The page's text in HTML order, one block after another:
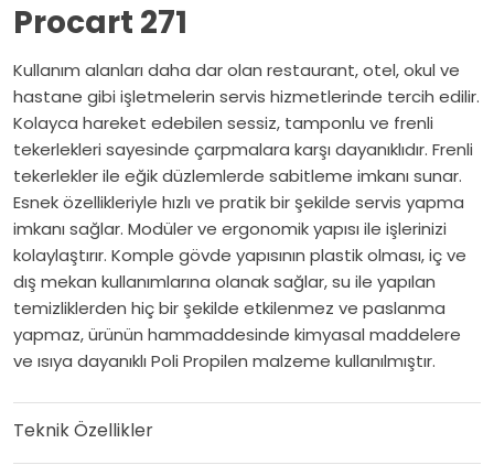
Procart 271
Kullanım alanları daha dar olan restaurant, otel, okul ve
hastane gibi işletmelerin servis hizmetlerinde tercih edilir.
Kolayca hareket edebilen sessiz, tamponlu ve frenli
tekerlekleri sayesinde çarpmalara karşı dayanıklıdır. Frenli
tekerlekler ile eğik düzlemlerde sabitleme imkanı sunar.
Esnek özellikleriyle hızlı ve pratik bir şekilde servis yapma
imkanı sağlar. Modüler ve ergonomik yapısı ile işlerinizi
kolaylaştırır. Komple gövde yapısının plastik olması, iç ve
dış mekan kullanımlarına olanak sağlar, su ile yapılan
temizliklerden hiç bir şekilde etkilenmez ve paslanma
yapmaz, ürünün hammaddesinde kimyasal maddelere
ve ısıya dayanıklı Poli Propilen malzeme kullanılmıştır.
Teknik Özellikler